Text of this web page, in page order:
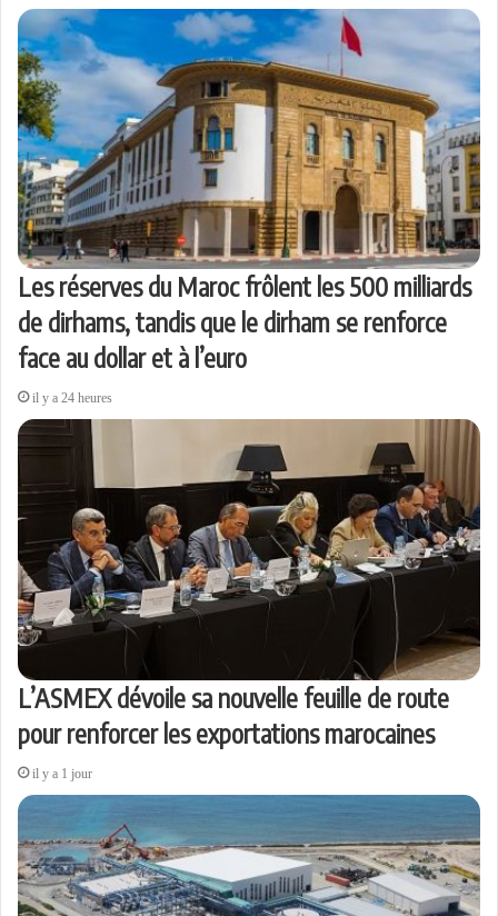
Les réserves du Maroc frôlent les 500 milliards
de dirhams, tandis que le dirham se renforce
face au dollar et à l’euro
il y a 24 heures
L’ASMEX dévoile sa nouvelle feuille de route
pour renforcer les exportations marocaines
il y a 1 jour